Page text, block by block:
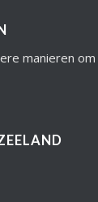
manieren